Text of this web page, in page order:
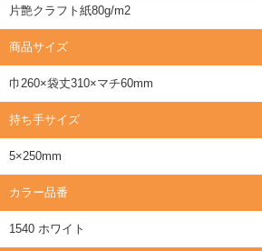
片艶クラフト紙80g/m2
商品サイズ
巾260×袋丈310×マチ60mm
持ち手サイズ
5×250mm
カラー品番
1540 ホワイト